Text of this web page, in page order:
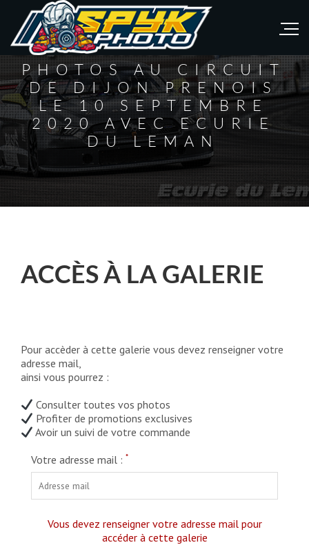
PHOTOS AU CIRCUIT
DE DIJON PRENOIS
LE 10 SEPTEMBRE
2020 AVEC ECURIE
DU LEMAN
ACCÈS À LA GALERIE
Pour accèder à cette galerie vous devez renseigner votre
adresse mail,
ainsi vous pourrez :
Consulter toutes vos photos
Profiter de promotions exclusives
Avoir un suivi de votre commande
Votre adresse mail : *
Vous devez renseigner votre adresse mail pour
accéder à cette galerie